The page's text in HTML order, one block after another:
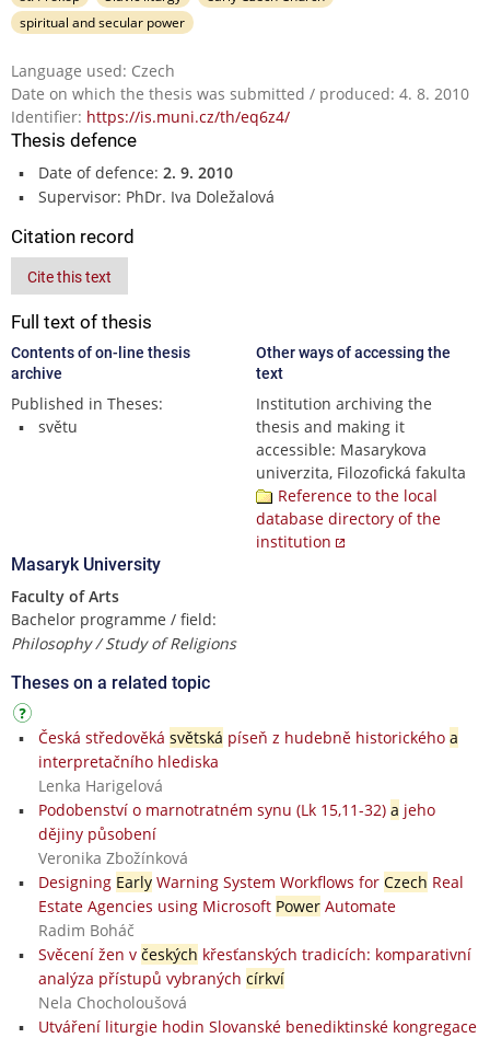
spiritual and secular power
Language used: Czech
Date on which the thesis was submitted / produced: 4. 8. 2010
Identifier: https://is.muni.cz/th/eq6z4/
Thesis defence
Date of defence: 2. 9. 2010
Supervisor: PhDr. Iva Doležalová
Citation record
Cite this text
Full text of thesis
Contents of on-line thesis
archive
Published in Theses:
světu
Other ways of accessing the
text
Institution archiving the
thesis and making it
accessible: Masarykova
univerzita, Filozofická fakulta
Reference to the local
database directory of the
institution
Masaryk University
Faculty of Arts
Bachelor programme / field:
Philosophy / Study of Religions
Theses on a related topic
Česká středověká světská píseň z hudebně historického a
interpretačního hlediska
Lenka Harigelová
Podobenství o marnotratném synu (Lk 15,11-32) a jeho
dějiny působení
Veronika Zbožínková
Designing EarlyWarning System Workflows for Czech Real
Estate Agencies using Microsoft PowerAutomate
Radim Boháč
Svěcení žen v českých křesťanských tradicích: komparativní
analýza přístupů vybraných církví
Nela Chocholoušová
Utváření liturgie hodin Slovanské benediktinské kongregace